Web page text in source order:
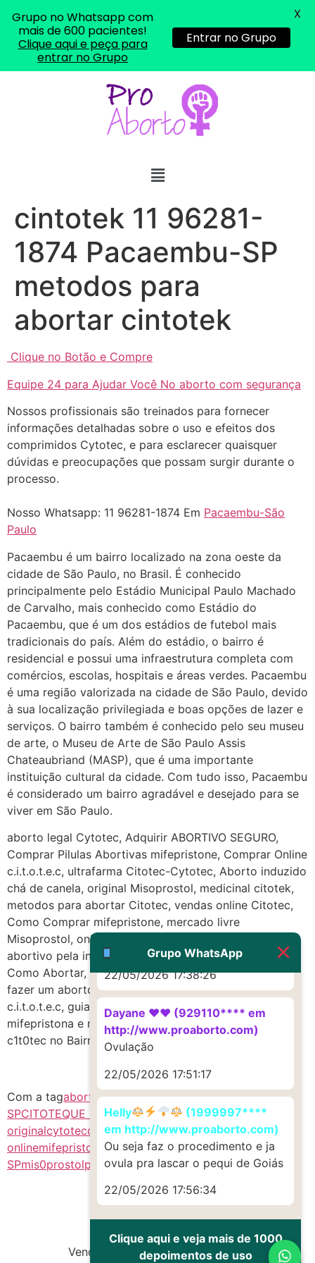
cintotek 11 96281-
1874 Pacaembu-SP
metodos para
abortar cintotek
Clique no Botão e Compre
Equipe 24 para Ajudar Você No aborto com segurança
Nossos profissionais são treinados para fornecer
informações detalhadas sobre o uso e efeitos dos
comprimidos Cytotec, e para esclarecer quaisquer
dúvidas e preocupações que possam surgir durante o
processo.
Nosso Whatsapp: 11 96281-1874 Em Pacaembu-São
Paulo
Pacaembu é um bairro localizado na zona oeste da
cidade de São Paulo, no Brasil. É conhecido
principalmente pelo Estádio Municipal Paulo Machado
de Carvalho, mais conhecido como Estádio do
Pacaembu, que é um dos estádios de futebol mais
tradicionais do país. Além do estádio, o bairro é
residencial e possui uma infraestrutura completa com
comércios, escolas, hospitais e áreas verdes. Pacaembu
é uma região valorizada na cidade de São Paulo, devido
à sua localização privilegiada e boas opções de lazer e
serviços. O bairro também é conhecido pelo seu museu
de arte, o Museu de Arte de São Paulo Assis
Chateaubriand (MASP), que é uma importante
instituição cultural da cidade. Com tudo isso, Pacaembu
é considerado um bairro agradável e desejado para se
viver em São Paulo.
aborto legal Cytotec, Adquirir ABORTIVO SEGURO,
Comprar Pilulas Abortivas mifepristone, Comprar Online
c.i.t.o.t.e.c, ultrafarma Citotec-Cytotec, Aborto induzido
chá de canela, original Misoprostol, medicinal citotek,
metodos para abortar Citotec, vendas online Citotec,
Como Comprar mifepristone, mercado livre
Misoprostol, online Citotec Misoprostol, comprar
abortivo pela internet CITOTEQUE, Aborto em casa
Como Abortar, Como Tomar Cytotec abortivo, como
fazer um aborto Citotec-Cytotec, quero aortar
c.i.t.o.t.e.c, guia de uso abortivo, Como Aborto
mifepristona e misoprostol,
c1t0tec no Bairro Centro da Cidade Pacaembu-SP
Com a tagabort1vo SPcintotekcitotekcitotek
SPCITOTEQUE SP como tomar cytoteccomprar citotec
originalcytoteccytotec comprarcytotec comprar
onlinemifepristona e misoprostol SPmifepristone
SPmis0prostolpreço de remedio para abortoru486
Vendas de Cytotec e Misoprostol
Grupo no Whatsapp com
mais de 600 pacientes!
Clique aqui e peça para
entrar no Grupo
Entrar no Grupo
X
Grupo WhatsApp
... (1998989**** em
http://www.proaborto.com)
"só de ter dúvida já é uma
resposta" muito isso, disse tudo
em http://www.proaborto.com)
áreas mas psicologicamente p ter
22/05/2026 17:09:20
Helly
(1999997****
em http://www.proaborto.com)
Entao q seja
G (1199866**** em
http://www.proaborto.com)
Mulheres vocês sabem dizer
começa a sair um líquido
22/05/2026 17:10:05
(879121**** em
http://www.proaborto.com)
Deve ser normal
22/05/2026 17:19:15
(879121**** em
http://www.proaborto.com)
Eu acho, não sei
22/05/2026 17:19:16
(879121**** em
http://www.proaborto.com)
Deve ser um corrimento normal
mesmo
22/05/2026 17:19:47
G (1199866**** em
http://www.proaborto.com)
Muito obrigadaaaaa
22/05/2026 17:38:26
Dayane ♥️♥️ (929110**** em
http://www.proaborto.com)
Ovulação
22/05/2026 17:51:17
Helly
(1999997****
em http://www.proaborto.com)
Ou seja faz o procedimento e ja
ovula pra lascar o pequi de Goiás
22/05/2026 17:56:34
Clique aqui e veja mais de 1000
depoimentos de uso